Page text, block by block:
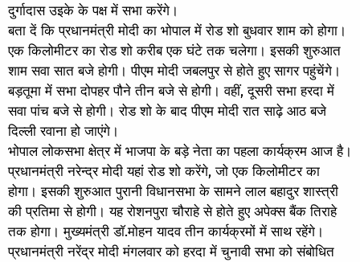
दुर्गादास उइके के पक्ष में सभा करेंगे।
बता दें कि प्रधानमंत्री मोदी का भोपाल में रोड शो बुधवार शाम को होगा।
एक किलोमीटर का रोड शो करीब एक घंटे तक चलेगा। इसकी शुरुआत
शाम सवा सात बजे होगी। पीएम मोदी जबलपुर से होते हुए सागर पहुंचेंगे।
बड़तूमा में सभा दोपहर पौने तीन बजे से होगी। वहीं, दूसरी सभा हरदा में
सवा पांच बजे से होगी। रोड शो के बाद पीएम मोदी रात साढ़े आठ बजे
दिल्ली रवाना हो जाएंगे।
भोपाल लोकसभा क्षेत्र में भाजपा के बड़े नेता का पहला कार्यक्रम आज है।
प्रधानमंत्री नरेन्द्र मोदी यहां रोड शो करेंगे, जो एक किलोमीटर का
होगा। इसकी शुरुआत पुरानी विधानसभा के सामने लाल बहादुर शास्त्री
की प्रतिमा से होगी। यह रोशनपुरा चौराहे से होते हुए अपेक्स बैंक तिराहे
तक होगा। मुख्यमंत्री डाॅ.मोहन यादव तीन कार्यक्रमों में साथ रहेंगे।
प्रधानमंत्री नरेंद्र मोदी मंगलवार को हरदा में चुनावी सभा को संबोधित